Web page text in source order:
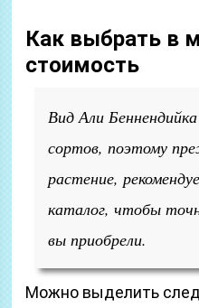
Как выбрать в
стоимость
Вид Али
сортов, поэтому
растение,
каталог, чтобы
вы приобрели.
Можно выделить